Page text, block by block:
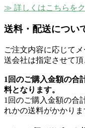
≫ 詳しくはこちらを
送料・配送につい
ご注文内容に応じて
送会社は指定させて頂
1回のご購入金額の合
料となります。
1回のご購入金額の合
れかの送料がかかりま